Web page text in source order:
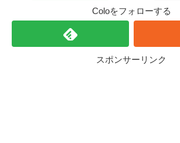
Coloをフォローする
スポンサーリンク